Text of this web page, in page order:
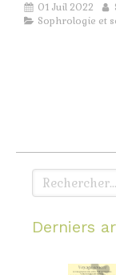
01 Juil 2022
Sophrologie et
Rechercher
Derniers